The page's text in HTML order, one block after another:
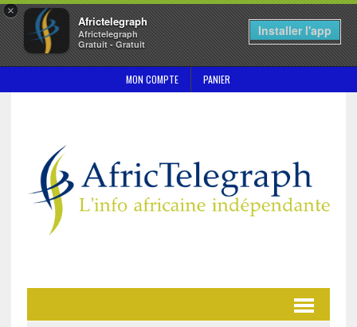
×
Africtelegraph
Africtelegraph
Gratuit - Gratuit
Installer l'app
MON COMPTE PANIER